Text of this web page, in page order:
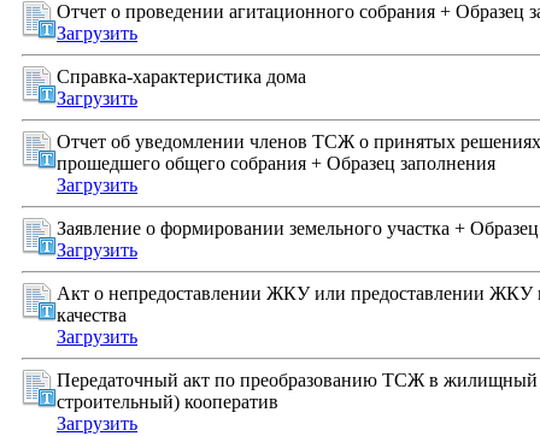
Отчет о проведении агитационного собрания + Образец
Загрузить
Справка-характеристика дома
Загрузить
Отчет об уведомлении членов ТСЖ о принятых решениях
прошедшего общего собрания + Образец заполнения
Загрузить
Заявление о формировании земельного участка +
Загрузить
Акт о непредоставлении ЖКУ или предоставлении ЖКУ
качества
Загрузить
Передаточный акт по преобразованию ТСЖ в
строительный) кооператив
Загрузить